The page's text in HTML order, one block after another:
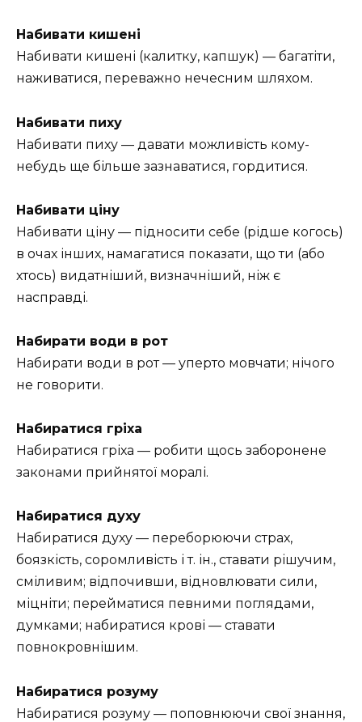
Набивати кишені
Набивати кишені (калитку, капшук) — багатіти,
наживатися, переважно нечесним шляхом.
Набивати пиху
Набивати пиху — давати можливість кому-
небудь ще більше зазнаватися, гордитися.
Набивати ціну
Набивати ціну — підносити себе (рідше когось)
в очах інших, намагатися показати, що ти (або
хтось) видатніший, визначніший, ніж є
насправді.
Набирати води в рот
Набирати води в рот — уперто мовчати; нічого
не говорити.
Набиратися гріха
Набиратися гріха — робити щось заборонене
законами прийнятої моралі.
Набиратися духу
Набиратися духу — переборюючи страх,
боязкість, соромливість і т. ін., ставати рішучим,
сміливим; відпочивши, відновлювати сили,
міцніти; перейматися певними поглядами,
думками; набиратися крові — ставати
повнокровнішим.
Набиратися розуму
Набиратися розуму — поповнюючи свої знання,